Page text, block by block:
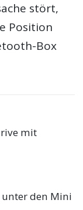
stört,
Position
Box
mit
unter den Mini